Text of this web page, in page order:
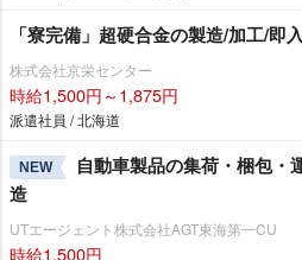
「寮完備」超硬合金の製造/加工/即
株式会社京栄センター
時給1,500円～1,875円
派遣社員 / 北海道
NEW
自動車製品の集荷・梱包・
造
UTエージェント株式会社AGT東海第一CU
時給1,500円